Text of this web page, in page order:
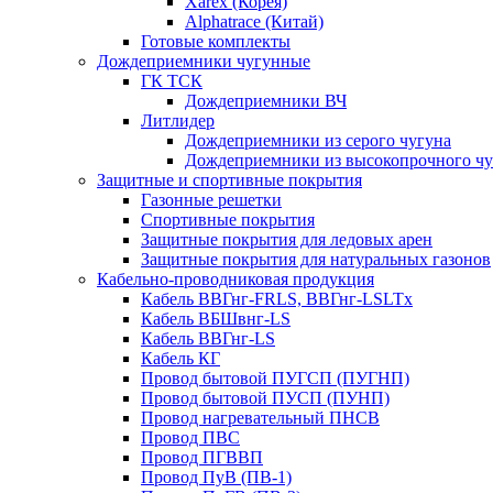
Alphatrace (Китай)
Готовые комплекты
Дождеприемники чугунные
ГК ТСК
Дождеприемники ВЧ
Литлидер
Дождеприемники из серого чугуна
Дождеприемники из высокопрочного
Защитные и спортивные покрытия
Газонные решетки
Спортивные покрытия
Защитные покрытия для ледовых арен
Защитные покрытия для натуральных газонов
Кабельно-проводниковая продукция
Кабель ВВГнг-FRLS, ВВГнг-LSLTx
Кабель ВБШвнг-LS
Кабель ВВГнг-LS
Кабель КГ
Провод бытовой ПУГСП (ПУГНП)
Провод бытовой ПУСП (ПУНП)
Провод нагревательный ПНСВ
Провод ПВС
Провод ПГВВП
Провод ПуВ (ПВ-1)